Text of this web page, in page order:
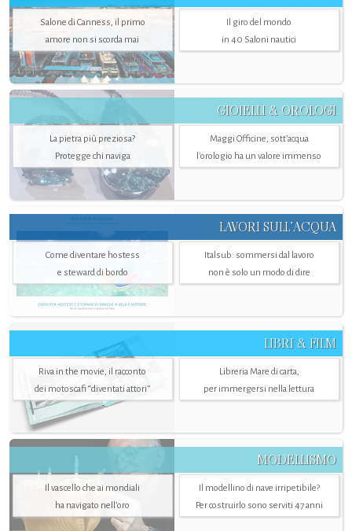
Salone di Canness, il primo
amore non si scorda mai
Il giro del mondo
in 40 Saloni nautici
GIOIELLI & OROLOGI
La pietra più preziosa?
Protegge chi naviga
Maggi Officine, sott’acqua
l'orologio ha un valore immenso
LAVORI SULL’ACQUA
Come diventare hostess
e steward di bordo
Italsub: sommersi dal lavoro
non è solo un modo di dire
LIBRI & FILM
Riva in the movie, il racconto
dei motoscafi “diventati attori”
Libreria Mare di carta,
per immergersi nella lettura
MODELLISMO
Il vascello che ai mondiali
ha navigato nell’oro
Il modellino di nave irripetibile?
Per costruirlo sono serviti 47 anni